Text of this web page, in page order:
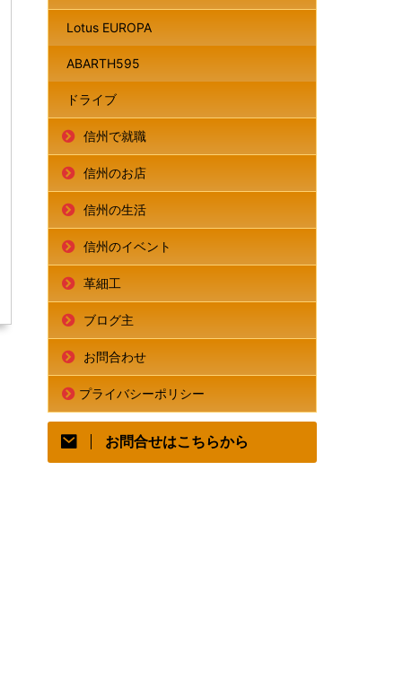
Lotus EUROPA
ABARTH595
ドライブ
信州で就職
信州のお店
信州の生活
信州のイベント
革細工
ブログ主
お問合わせ
プライバシーポリシー
お問合せはこちらから